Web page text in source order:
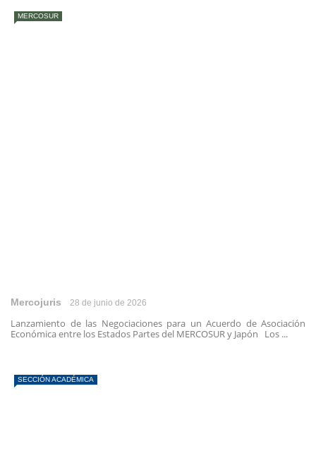
MERCOSUR
Mercojuris 28 de junio de 2026
Lanzamiento de las Negociaciones para un Acuerdo de Asociación
Económica entre los Estados Partes del MERCOSUR y Japón Los ...
SECCIÓN ACADÉMICA